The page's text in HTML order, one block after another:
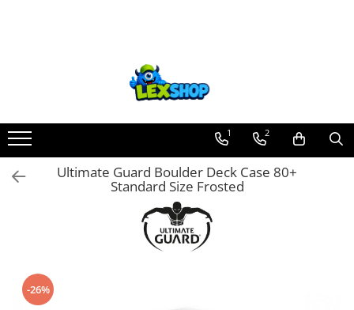
Board Games
Extensii boardgames
Card Games (jocuri cu carti)
Jocuri pentru toata familia
Party Games (jocuri de petrecere)
Jocuri pentru copii
Smart Games
1 2
Ultimate Guard Boulder Deck Case 80+
Standard Size Frosted
-26%